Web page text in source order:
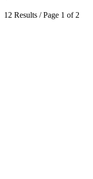
12 Results / Page 1 of 2